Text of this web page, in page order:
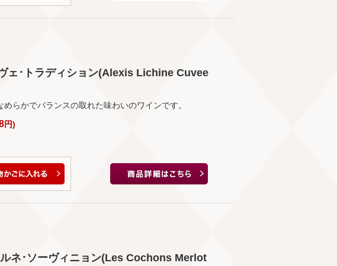
ェ･トラディション(Alexis Lichine Cuvee
らかでバランスの取れた味わいのワインです。
円)
ネ･ソーヴィニョン(Les Cochons Merlot